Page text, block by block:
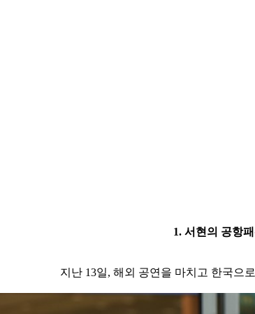
1. 서현의 공항패
지난 13일, 해외 공연을 마치고 한국으